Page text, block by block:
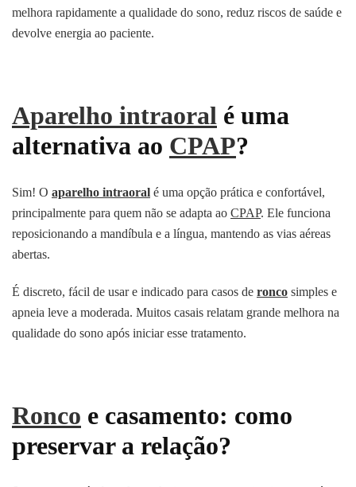
melhora rapidamente a qualidade do sono, reduz riscos de saúde e
devolve energia ao paciente.
Aparelho intraoral é uma
alternativa ao CPAP?
Sim! O aparelho intraoral é uma opção prática e confortável,
principalmente para quem não se adapta ao CPAP. Ele funciona
reposicionando a mandíbula e a língua, mantendo as vias aéreas
abertas.
É discreto, fácil de usar e indicado para casos de ronco simples e
apneia leve a moderada. Muitos casais relatam grande melhora na
qualidade do sono após iniciar esse tratamento.
Ronco e casamento: como
preservar a relação?